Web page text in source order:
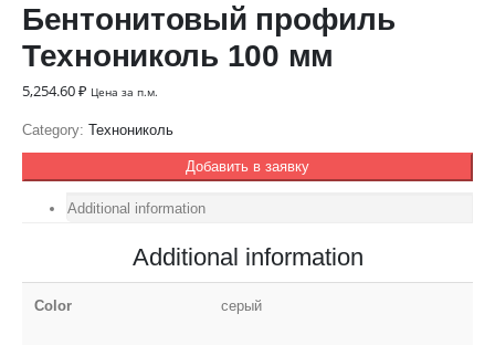
Бентонитовый профиль
Технониколь 100 мм
5,254.60₽ Цена за п.м.
Category: Технониколь
Добавить в заявку
Additional information
Additional information
Color серый